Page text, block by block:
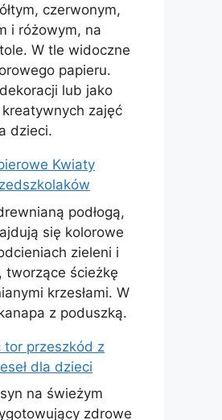
Kwiaty
przeszkód z
dla dzieci